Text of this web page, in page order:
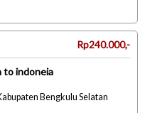
Rp240.000,-
to indoneia
Bengkulu Selatan